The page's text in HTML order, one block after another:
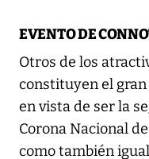
EVENTO DE
Otros de los
constituyen el
en vista de ser la
Corona Nacional
como también